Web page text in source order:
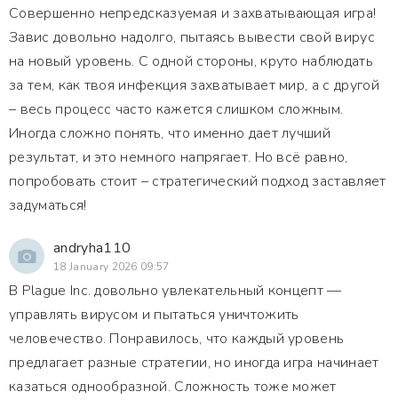
Совершенно непредсказуемая и захватывающая игра!
Завис довольно надолго, пытаясь вывести свой вирус
на новый уровень. С одной стороны, круто наблюдать
за тем, как твоя инфекция захватывает мир, а с другой
– весь процесс часто кажется слишком сложным.
Иногда сложно понять, что именно дает лучший
результат, и это немного напрягает. Но всё равно,
попробовать стоит – стратегический подход заставляет
задуматься!
andryha110
18 January 2026 09:57
В Plague Inc. довольно увлекательный концепт —
управлять вирусом и пытаться уничтожить
человечество. Понравилось, что каждый уровень
предлагает разные стратегии, но иногда игра начинает
казаться однообразной. Сложность тоже может